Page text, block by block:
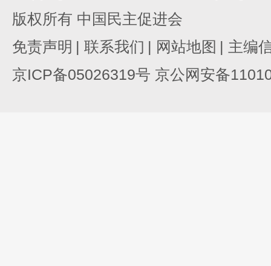
版权所有 中国民主促进会
免责声明 | 联系我们 | 网站地图 | 主编
京ICP备05026319号 京公网安备